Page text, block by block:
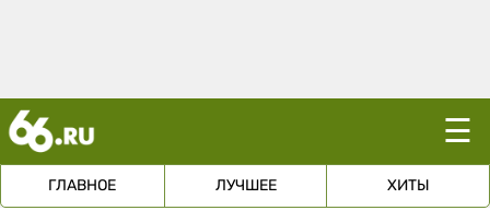
☰
ГЛАВНОЕ ЛУЧШЕЕ ХИТЫ